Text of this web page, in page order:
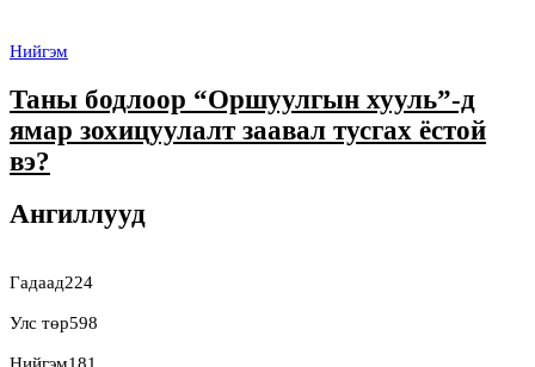
Нийгэм
Таны бодлоор “Оршуулгын хууль”-д
ямар зохицуулалт заавал тусгах ёстой
вэ?
Ангиллууд
Гадаад224
Улс төр598